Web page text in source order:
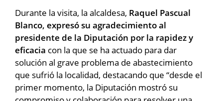
Durante la visita, la alcaldesa, Raquel Pascual
Blanco, expresó su agradecimiento al
presidente de la Diputación por la rapidez y
eficacia con la que se ha actuado para dar
solución al grave problema de abastecimiento
que sufrió la localidad, destacando que “desde el
primer momento, la Diputación mostró su